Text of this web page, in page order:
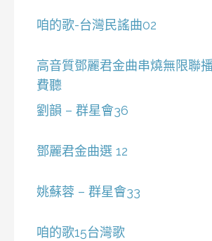
咱的歌-台灣民謠曲02
高音質鄧麗君金曲串燒無限聯
費聽
劉韻 – 群星會36
鄧麗君金曲選 12
姚蘇蓉 – 群星會33
咱的歌15台灣歌